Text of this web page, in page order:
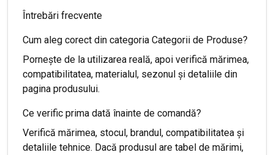
Întrebări frecvente
Cum aleg corect din categoria Categorii de Produse?
Pornește de la utilizarea reală, apoi verifică mărimea,
compatibilitatea, materialul, sezonul și detaliile din
pagina produsului.
Ce verific prima dată înainte de comandă?
Verifică mărimea, stocul, brandul, compatibilitatea și
detaliile tehnice. Dacă produsul are tabel de mărimi,